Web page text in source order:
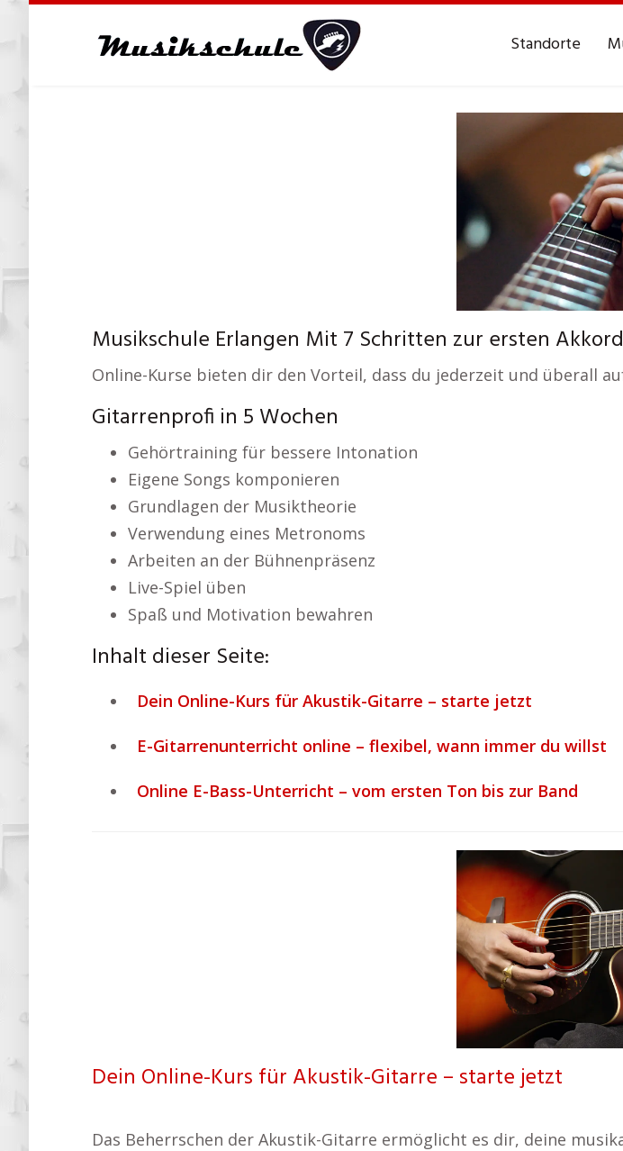
content
Standorte
Musikschule Erlangen Mit 7 Schritten zur ersten
Online-Kurse bieten dir den Vorteil, dass du jederzeit und überall
Gitarrenprofi in 5 Wochen
Gehörtraining für bessere Intonation
Eigene Songs komponieren
Grundlagen der Musiktheorie
Verwendung eines Metronoms
Arbeiten an der Bühnenpräsenz
Live-Spiel üben
Spaß und Motivation bewahren
Inhalt dieser Seite:
Dein Online-Kurs für Akustik-Gitarre – starte jetzt
E-Gitarrenunterricht online – flexibel, wann immer du willst
Online E-Bass-Unterricht – vom ersten Ton bis zur Band
Dein Online-Kurs für Akustik-Gitarre – starte jetzt
Das Beherrschen der Akustik-Gitarre ermöglicht es dir, deine